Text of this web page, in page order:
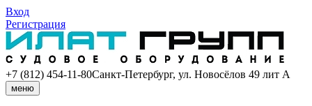
Вход
Регистрация
+7 (812) 454-11-80Санкт-Петербург, ул. Новосёлов 49 лит А
меню